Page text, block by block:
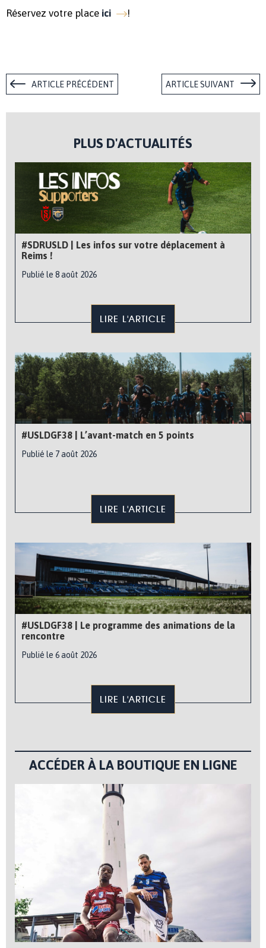
Réservez votre place ici !
ARTICLE PRÉCÉDENT ARTICLE SUIVANT
PLUS D'ACTUALITÉS
#SDRUSLD | Les infos sur votre déplacement à
Reims !
Publié le 8 août 2026
LIRE L'ARTICLE
#USLDGF38 | L’avant-match en 5 points
Publié le 7 août 2026
LIRE L'ARTICLE
#USLDGF38 | Le programme des animations de la
rencontre
Publié le 6 août 2026
LIRE L'ARTICLE
ACCÉDER À LA BOUTIQUE EN LIGNE